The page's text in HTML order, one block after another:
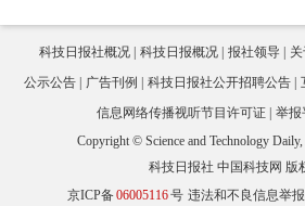
科技日报社概况 科技日报概况 报社领导
公示公告
广告刊例 科技日报社公开招聘公告
信息网络传播视听节目许可证
举报
Copyright © Science and Technology
科技日报社 中国科技网 版
京ICP备06005116号 违法和不良信息举